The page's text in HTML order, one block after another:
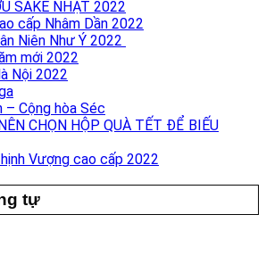
SAKE NHẬT 2022
cấp Nhâm Dần 2022
Niên Như Ý 2022
mới 2022
Nội 2022
– Cộng hòa Séc
CHỌN HỘP QUÀ TẾT ĐỂ BIẾU
Vượng cao cấp 2022
tự